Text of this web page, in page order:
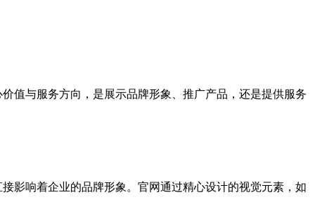
值与服务方向，是展示品牌形象、推广产品，还是提供服务
影响着企业的品牌形象。官网通过精心设计的视觉元素，如